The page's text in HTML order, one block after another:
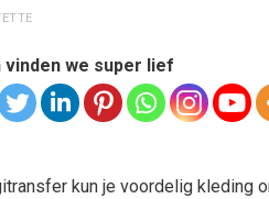
vinden we super lief
kun je voordelig kleding